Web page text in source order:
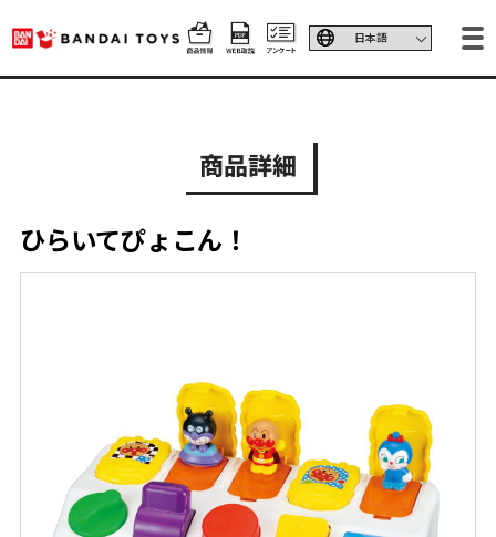
商品詳細
ひらいてぴょこん！